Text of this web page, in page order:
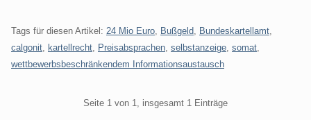
Tags für diesen Artikel: 24 Mio Euro Bußgeld Bundeskartellamt
calgonit
kartellrecht Preisabsprachen selbstanzeige somat
wettbewerbsbeschränkendem Informationsaustausch
Seite 1 von 1, insgesamt 1 Einträge